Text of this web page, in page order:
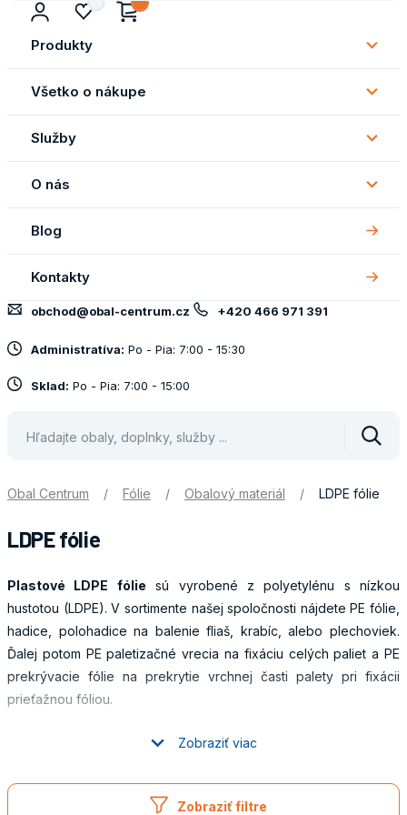
Produkty
Všetko o nákupe
Služby
O nás
O
Blog
Kontakty
obchod@obal-centrum.cz +420 466 971 391
Administratíva: Po - Pia: 7:00 - 15:30
Sklad: Po - Pia: 7:00 - 15:00
Obal Centrum / Fólie / Obalový materiál / LDPE fólie
LDPE fólie
Plastové LDPE fólie sú vyrobené z polyetylénu s nízkou
hustotou (LDPE). V sortimente našej spoločnosti nájdete PE fólie,
hadice, polohadice na balenie fliaš, krabíc, alebo plechoviek.
Ďalej potom PE paletizačné vrecia na fixáciu celých paliet a PE
prekrývacie fólie na prekrytie vrchnej časti palety pri fixácii
prieťažnou fóliou.
Ďalším druhom LDPE fólií sú tepelne zmrštiteľnej fólie.Tepelně
ochrane a fixácii tovaru. Tepelne zmrštiteľné fólie sú vhodné
najmä pri balení tovaru variabilných tvarov a rozmerov vrátane
Zobraziť viac
Obaly
Zobraziť filtre